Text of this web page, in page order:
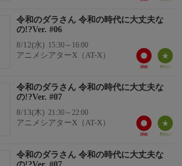
令和のダラさん 令和の時代に大丈夫な
の!?Ver. #06
8/12(水) 15:30～16:00
アニメシアターX（AT-X）
令和のダラさん 令和の時代に大丈夫な
の!?Ver. #07
8/13(木) 21:30～22:00
アニメシアターX（AT-X）
令和のダラさん 令和の時代に大丈夫な